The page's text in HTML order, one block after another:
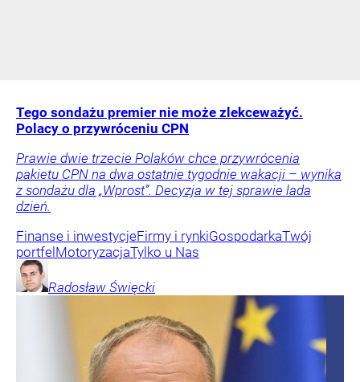
Tego sondażu premier nie może zlekceważyć.
Polacy o przywróceniu CPN
Prawie dwie trzecie Polaków chce przywrócenia
pakietu CPN na dwa ostatnie tygodnie wakacji – wynika
z sondażu dla „Wprost”. Decyzja w tej sprawie lada
dzień.
Finanse i inwestycjeFirmy i rynkiGospodarkaTwój
portfel MotoryzacjaTylko u Nas
Radosław Święcki